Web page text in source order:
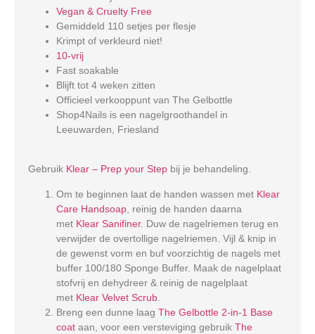
Vegan & Cruelty Free
Gemiddeld 110 setjes per flesje
Krimpt of verkleurd niet!
10-vrij
Fast soakable
Blijft tot 4 weken zitten
Officieel verkooppunt van The Gelbottle
Shop4Nails is een nagelgroothandel in
Leeuwarden, Friesland
Gebruik Klear – Prep your Step bij je behandeling.
Om te beginnen laat de handen wassen met Klear
Care Handsoap , reinig de handen daarna
met Klear Sanifiner. Duw de nagelriemen terug en
verwijder de overtollige nagelriemen. Vijl & knip in
de gewenst vorm en buf voorzichtig de nagels met
buffer 100/180 Sponge Buffer. Maak de nagelplaat
stofvrij en dehydreer & reinig de nagelplaat
met Klear Velvet Scrub
Breng een dunne laag The Gelbottle 2-in-1 Base
coat aan, voor een versteviging gebruik The